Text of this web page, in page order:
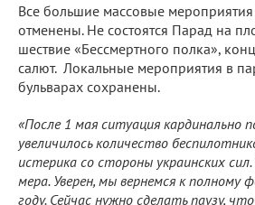
Все большие массовые
отменены. Не состоятся Парад на
шествие «Бессмертного полка»,
салют. Локальные мероприятия в
бульварах сохранены.
«После 1 мая ситуация кардинально
увеличилось количество
истерика со стороны украинских
мера. Уверен, мы вернемся к
году. Сейчас нужно сделать паузу,